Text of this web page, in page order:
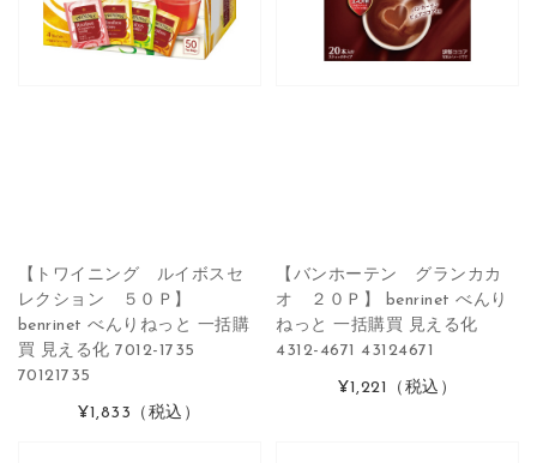
【トワイニング ルイボスセ
レクション ５０Ｐ】
benrinet べんりねっと 一括購
買 見える化 7012-1735
70121735
¥1,833 （税込）
【バンホーテン グランカカ
オ ２０Ｐ】 benrinet べんり
ねっと 一括購買 見える化
4312-4671 43124671
¥1,221 （税込）